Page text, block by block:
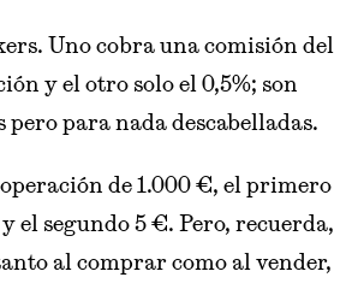
Uno cobra una comisión del
y el otro solo el 0,5%; son
para nada descabelladas.
de 1.000 €, el primero
el segundo 5 €. Pero, recuerda,
al comprar como al vender,